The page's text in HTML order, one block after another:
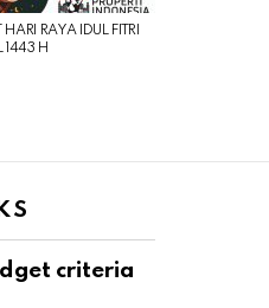
RAYA IDUL FITRI
1443 H
criteria